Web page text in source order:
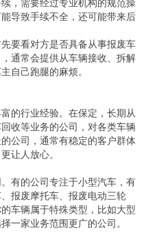
，需要经过专业机构的规范操
导致手续不全，还可能带来后
要看对方是否具备从事报废车
通常会提供从车辆接收、拆解
自己跑腿的麻烦。
的行业经验。在保定，长期从
收等业务的公司，对各类车辆
公司，通常有稳定的客户群体
让人放心。
有的公司专注于小型汽车，有
报废摩托车、报废电动三轮
车辆属于特殊类型，比如大型
一家业务范围更广的公司。